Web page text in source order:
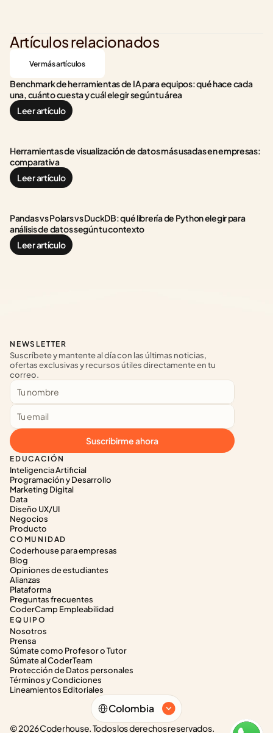
Artículos relacionados
Ver más artículos
Benchmark de herramientas de IA para equipos: qué hace cada
una, cuánto cuesta y cuál elegir según tu área
Leer artículo
Herramientas de visualización de datos más usadas en empresas:
comparativa
Leer artículo
Pandas vs Polars vs DuckDB: qué librería de Python elegir para
análisis de datos según tu contexto
Leer artículo
EDUCACIÓN
Inteligencia Artificial
Programación y Desarrollo
Marketing Digital
Data
Diseño UX/UI
Negocios
Producto
COMUNIDAD
Coderhouse para empresas
Blog
Opiniones de estudiantes
Alianzas
Plataforma
Preguntas frecuentes
CoderCamp Empleabilidad
EQUIPO
Nosotros
Prensa
Súmate como Profesor o Tutor
Súmate al CoderTeam
Protección de Datos personales
Términos y Condiciones
Lineamientos Editoriales
NEWSLETTER
Suscríbete y mantente al día con las últimas noticias,
ofertas exclusivas y recursos útiles directamente en tu
correo.
Suscribirme ahora
Select Language
Colombia
© 2026 Coderhouse. Todos los derechos reservados.